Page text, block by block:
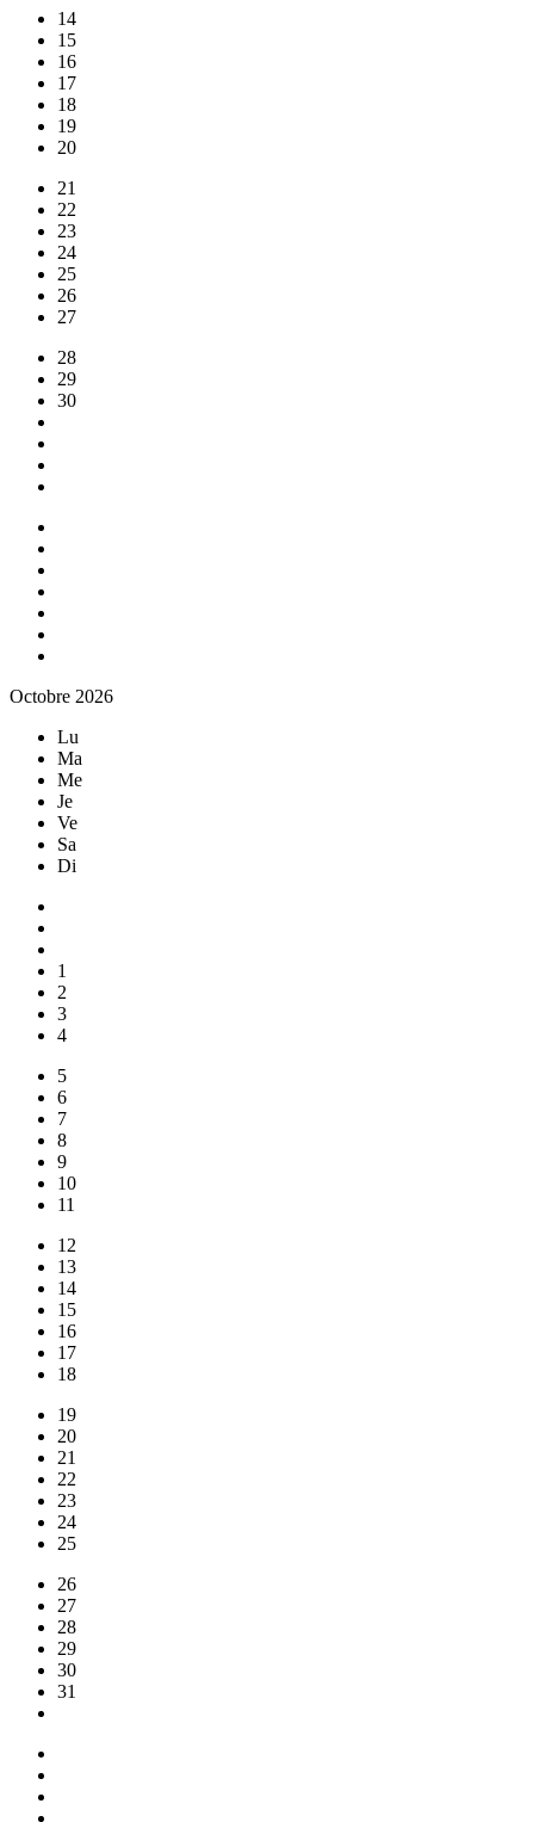
14
15
16
17
18
19
20
21
22
23
24
25
26
27
28
29
30
Octobre 2026
Lu
Ma
Me
Je
Ve
Sa
Di
1
2
3
4
5
6
7
8
9
10
11
12
13
14
15
16
17
18
19
20
21
22
23
24
25
26
27
28
29
30
31